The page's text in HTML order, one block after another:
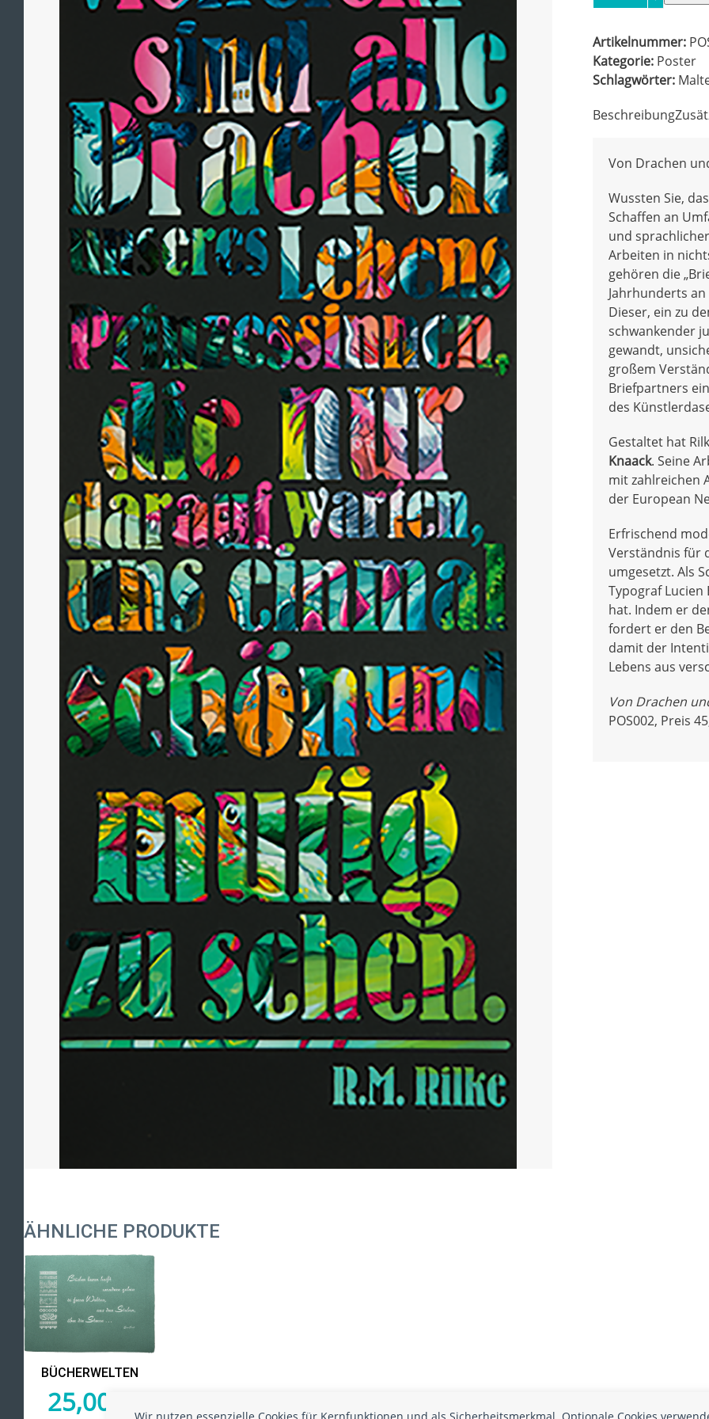
Prinzessinen
Menge
Artikelnummer:
Kategorie: Poster
Schlagwörter:
Beschreibung
Von Drachen
Wussten Sie,
Schaffen an
und
Arbeiten in
gehören die
Jahrhunderts
Dieser, ein zu
schwankender
gewandt,
großem
Briefpartners
des
Gestaltet hat
Knaack. Seine
mit zahlreichen
der European
Erfrischend
Verständnis für
umgesetzt. Als
Typograf Lucien
hat. Indem er
fordert er den
damit der
Lebens aus
Von Drachen
POS002, Preis
ÄHNLICHE PRODUKTE
BÜCHERWELTEN
25,00